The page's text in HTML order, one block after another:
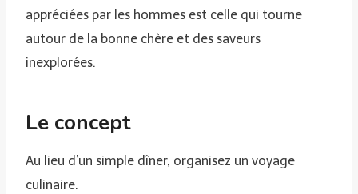
appréciées par les hommes est celle qui tourne
autour de la bonne chère et des saveurs
inexplorées.
Le concept
Au lieu d’un simple dîner, organisez un voyage
culinaire.